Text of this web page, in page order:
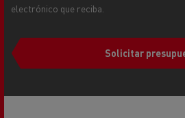
electrónico que reciba.
Solicitar